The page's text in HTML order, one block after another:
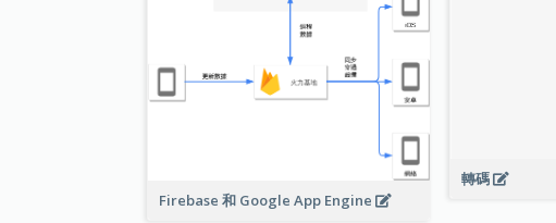
Firebase 和 Google App Engine
轉碼